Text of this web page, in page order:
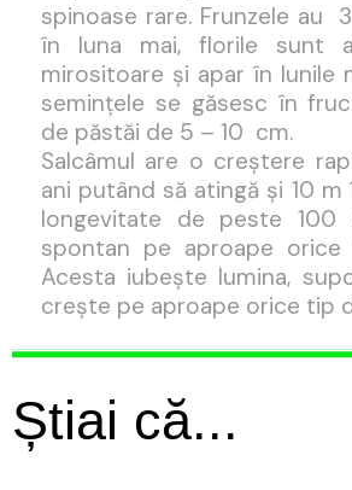
spinoase rare. Frunzele au
în luna mai, florile sunt
mirositoare și apar în lunile
semințele se găsesc în
de păstăi de 5 – 10 cm.
Salcâmul are o creștere
ani putând să atingă și 10 m
longevitate de peste 100
spontan pe aproape
Acesta iubește lumina,
crește pe aproape orice tip
Știai că...